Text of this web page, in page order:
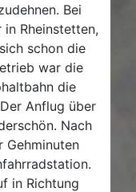
Bei
Rheinstetten,
schon die
war die
die
Anflug über
Nach
Gehminuten
in Richtung